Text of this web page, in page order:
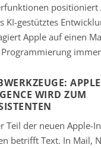
positioniert
KI-gestütztes
Apple auf einen
Programmierung
APPLE
WIRD ZUM
Teil der neuen Apple-
betrifft Text. In Mail,